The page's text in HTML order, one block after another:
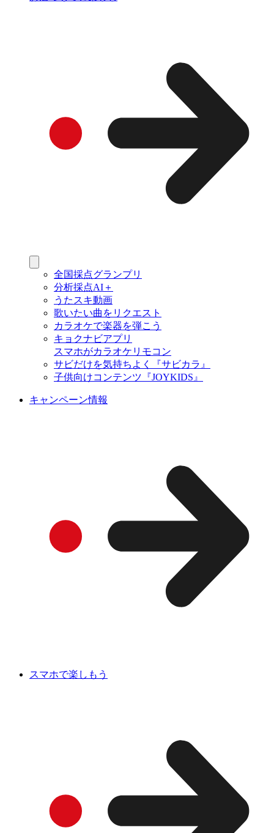
全国採点グランプリ
分析採点AI＋
うたスキ動画
歌いたい曲をリクエスト
カラオケで楽器を弾こう
キョクナビアプリ
スマホがカラオケリモコン
サビだけを気持ちよく『サビカラ』
子供向けコンテンツ『JOYKIDS』
キャンペーン情報
スマホで楽しもう